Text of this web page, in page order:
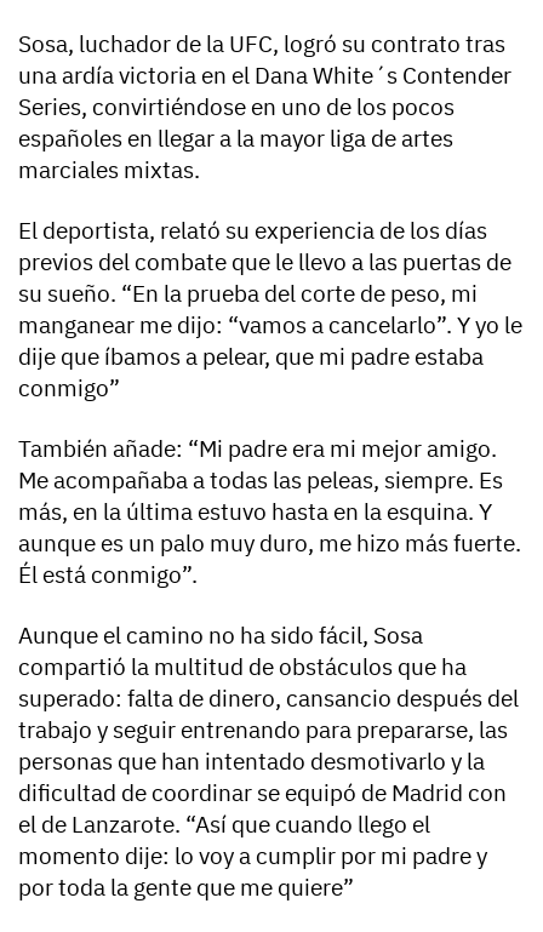
Sosa, luchador de la UFC, logró su contrato tras
una ardía victoria en el Dana White´s Contender
Series, convirtiéndose en uno de los pocos
españoles en llegar a la mayor liga de artes
marciales mixtas.
El deportista, relató su experiencia de los días
previos del combate que le llevo a las puertas de
su sueño. “En la prueba del corte de peso, mi
manganear me dijo: “vamos a cancelarlo”. Y yo le
dije que íbamos a pelear, que mi padre estaba
conmigo”
También añade: “Mi padre era mi mejor amigo.
Me acompañaba a todas las peleas, siempre. Es
más, en la última estuvo hasta en la esquina. Y
aunque es un palo muy duro, me hizo más fuerte.
Él está conmigo”.
Aunque el camino no ha sido fácil, Sosa
compartió la multitud de obstáculos que ha
superado: falta de dinero, cansancio después del
trabajo y seguir entrenando para prepararse, las
personas que han intentado desmotivarlo y la
dificultad de coordinar se equipó de Madrid con
el de Lanzarote. “Así que cuando llego el
momento dije: lo voy a cumplir por mi padre y
por toda la gente que me quiere”